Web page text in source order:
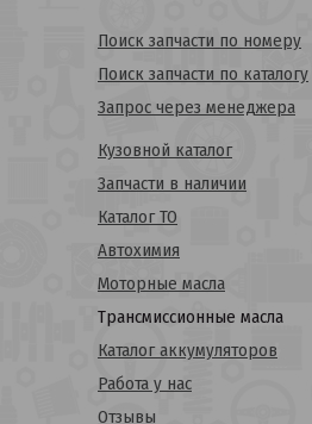
Поиск запчасти по номеру
Поиск запчасти по каталогу
Запрос через менеджера
Кузовной каталог
Запчасти в наличии
Каталог ТО
Автохимия
Моторные масла
Трансмиссионные масла
Каталог аккумуляторов
Работа у нас
Отзывы